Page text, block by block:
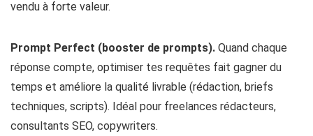
vendu à forte valeur.
Prompt Perfect (booster de prompts). Quand chaque
réponse compte, optimiser tes requêtes fait gagner du
temps et améliore la qualité livrable (rédaction, briefs
techniques, scripts). Idéal pour freelances rédacteurs,
consultants SEO, copywriters.